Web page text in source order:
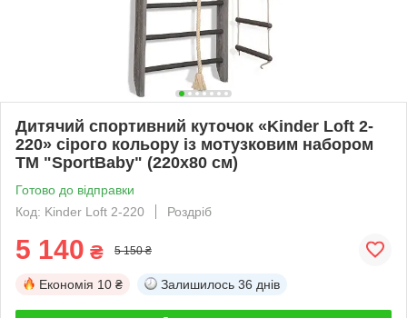
Дитячий спортивний куточок «Kinder Loft 2-
220» сірого кольору із мотузковим набором
ТМ "SportBaby" (220х80 см)
Готово до відправки
Код: Kinder Loft 2-220
Роздріб
5 140 ₴ 5 150 ₴
Економія 10 ₴ Залишилось 36 днів